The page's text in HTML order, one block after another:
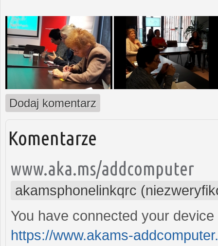
Dodaj komentarz
Komentarze
www.aka.ms/addcomputer
akamsphonelinkqrc
You have connected your
https://www.akams-